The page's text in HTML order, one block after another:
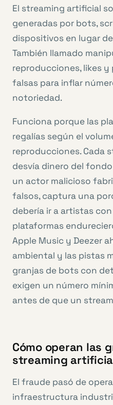
El streaming artificial
generadas por bots,
dispositivos en lugar
También llamado
reproducciones, likes
falsas para inflar
notoriedad.
Funciona porque las
regalías según el
reproducciones. Cada
desvía dinero del
un actor malicioso
falsos, captura una
debería ir a artistas
plataformas
Apple Music y Deezer
ambiental y las pistas
granjas de bots con
exigen un número
antes de que un
Cómo operan las
streaming
El fraude pasó de
infraestructura